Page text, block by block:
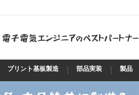
プリント基板製造 部品実装 製品